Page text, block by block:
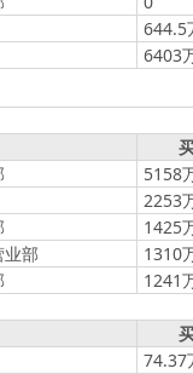
644.5
6403
5158
2253
1425
部
1310
1241
74.37